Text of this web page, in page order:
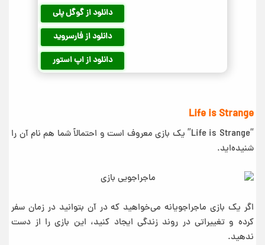
دانلود از گوگل پلی
دانلود از فارسروید
دانلود از اپ استور
Life is Strange‏
“Life is Strange” یک بازی معروف است و احتمالاً شما هم نام آن را
شنیده‌اید.
اگر یک بازی ماجراجویانه می‌خواهید که در آن بتوانید در زمان سفر
کرده و تغییراتی در روند زندگی ایجاد کنید، این بازی را از دست
ندهید.